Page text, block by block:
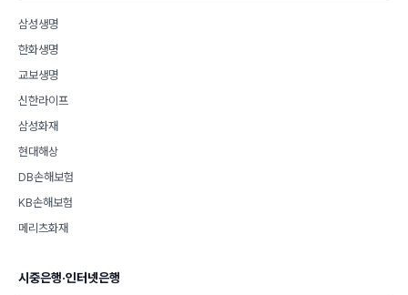
삼성생명
한화생명
교보생명
신한라이프
삼성화재
현대해상
DB손해보험
KB손해보험
메리츠화재
시중은행·인터넷은행